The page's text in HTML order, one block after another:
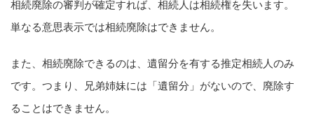
相続廃除の審判が確定すれば、相続人は相続権を失います。
単なる意思表示では相続廃除はできません。
また、相続廃除できるのは、遺留分を有する推定相続人のみ
です。つまり、兄弟姉妹には「遺留分」がないので、廃除す
ることはできません。